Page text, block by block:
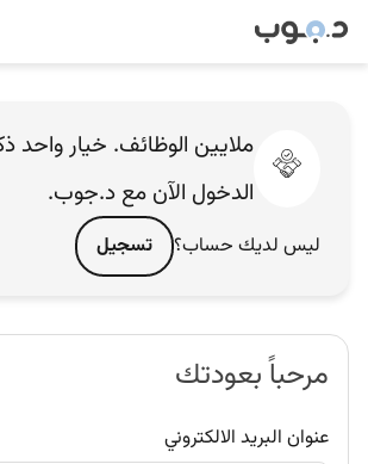
ملايين الوظائف. خيار
الدخول الآن مع د.جوب.
ليس لديك حساب؟ تسجيل
مرحباً بعودتك
عنوان البريد الالكتروني